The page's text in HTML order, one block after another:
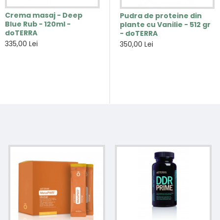
Crema masaj - Deep
Blue Rub - 120ml -
doTERRA
335,00 Lei
Pudra de proteine din
plante cu Ciocolata - 512
gr - doTERRA
350,00 Lei
Pudra de proteine din
plante cu Vanilie - 512 gr
- doTERRA
350,00 Lei